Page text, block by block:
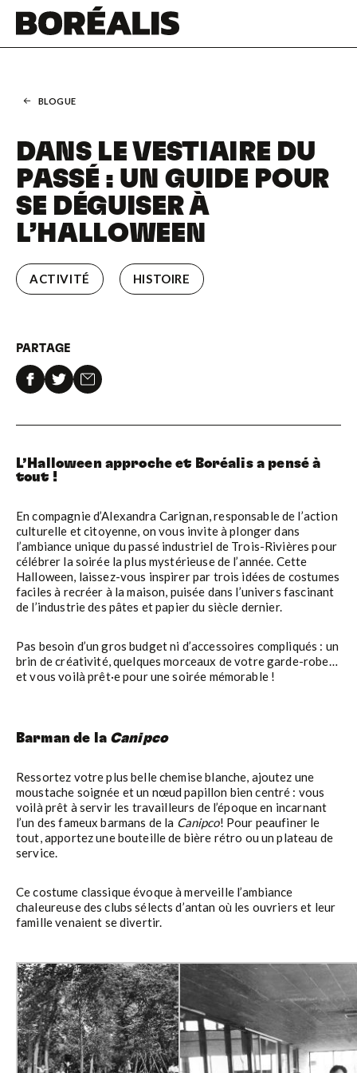
BLOGUE
DANS LE VESTIAIRE DU
PASSÉ : UN GUIDE POUR
SE DÉGUISER À
L’HALLOWEEN
ACTIVITÉ HISTOIRE
PARTAGE
L’Halloween approche et Boréalis a pensé à
tout !
En compagnie d’Alexandra Carignan, responsable de l’action
culturelle et citoyenne, on vous invite à plonger dans
l’ambiance unique du passé industriel de Trois-Rivières pour
célébrer la soirée la plus mystérieuse de l’année. Cette
Halloween, laissez-vous inspirer par trois idées de costumes
faciles à recréer à la maison, puisée dans l’univers fascinant
de l’industrie des pâtes et papier du siècle dernier.
Pas besoin d’un gros budget ni d’accessoires compliqués : un
brin de créativité, quelques morceaux de votre garde-robe…
et vous voilà prêt·e pour une soirée mémorable !
Barman de la Canipco
Ressortez votre plus belle chemise blanche, ajoutez une
moustache soignée et un nœud papillon bien centré : vous
voilà prêt à servir les travailleurs de l’époque en incarnant
l’un des fameux barmans de la Canipco! Pour peaufiner le
tout, apportez une bouteille de bière rétro ou un plateau de
service.
Ce costume classique évoque à merveille l’ambiance
chaleureuse des clubs sélects d’antan où les ouvriers et leur
famille venaient se divertir.